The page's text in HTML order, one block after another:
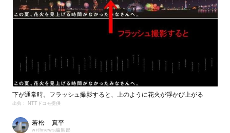
下が通常時。フラッシュ撮影すると、上のように花火が浮かび上がる
出典： NTTドコモ提供
若松 真平
withnews編集部